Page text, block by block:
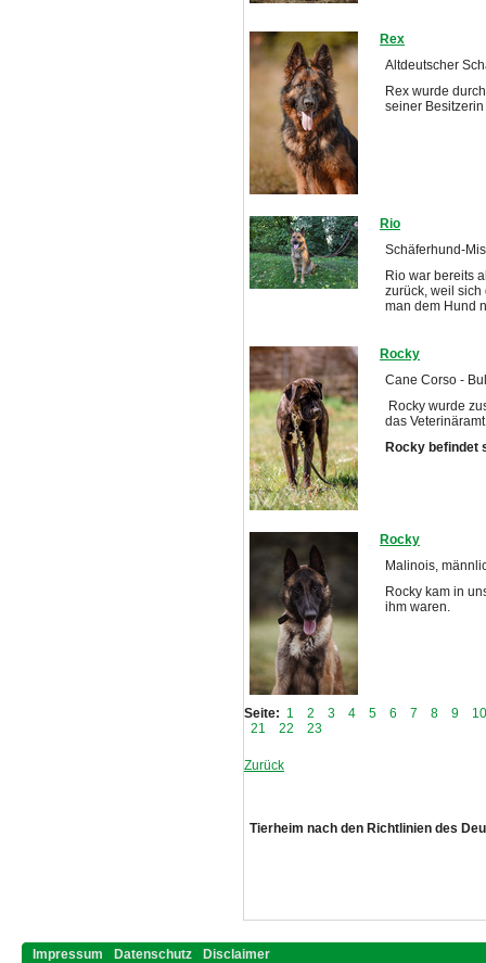
Rex
Altdeutscher
Rex wurde
seiner
Rio
Schäferhund-
Rio war bereits
zurück, weil
man dem Hund
Rocky
Cane Corso -
Rocky wurde
das
Rocky befindet
Rocky
Malinois,
Rocky kam in
ihm waren.
Seite: 1 2 3 4 5 6 7 8 9
10
21
22 23
Zurück
Tierheim nach den Richtlinien des
Impressum Datenschutz Disclaimer